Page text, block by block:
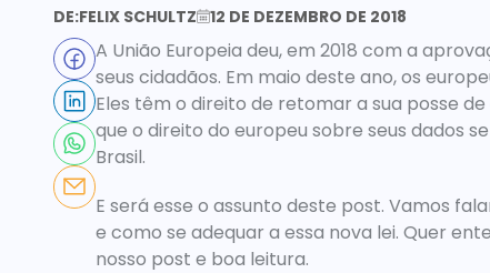
DE:FELIX SCHULTZ 12 DE DEZEMBRO DE 2018
A União Europeia deu, em 2018 com a
seus cidadãos. Em maio deste ano, os
Eles têm o direito de retomar a sua posse
que o direito do europeu sobre seus dados
Brasil.
E será esse o assunto deste post. Vamos
e como se adequar a essa nova lei. Quer
nosso post e boa leitura.